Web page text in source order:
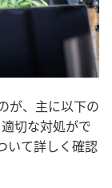
が、主に以下の
切な対処がで
いて詳しく確認